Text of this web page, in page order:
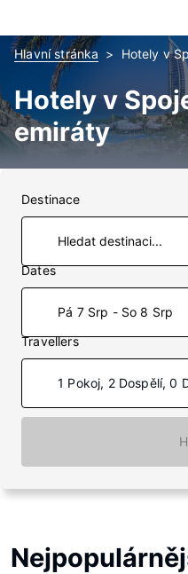
Hlavní stránka Hotely v
Hotely v
emiráty
Destinace
Dates
Pá 7 Srp - So 8 Srp
Travellers
1 Pokoj, 2 Dospělí, 0